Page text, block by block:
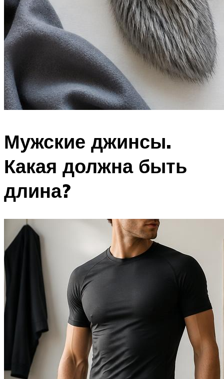
Мужские джинсы.
Какая должна быть
длина?